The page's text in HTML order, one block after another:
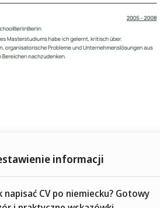
informacji
napisać CV po niemiecku? Gotowy